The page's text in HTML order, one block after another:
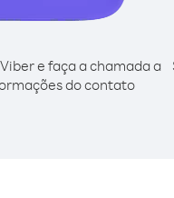
e faça a chamada a
do contato